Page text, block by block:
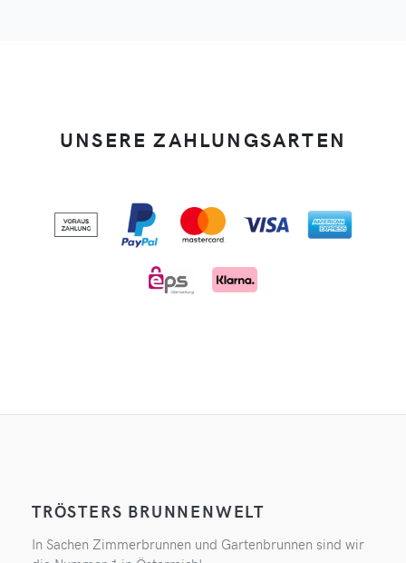
UNSERE ZAHLUNGSARTEN
TRÖSTERS BRUNNENWELT
In Sachen Zimmerbrunnen und Gartenbrunnen sind wir